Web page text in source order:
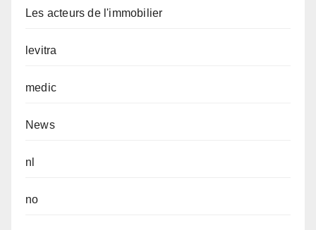
Les acteurs de l'immobilier
levitra
medic
News
nl
no